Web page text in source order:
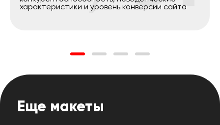
характеристики и уровень конверсии сайта
Еще макеты